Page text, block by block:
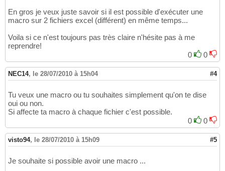
En gros je veux juste savoir si il est possible d'exécuter une
macro sur 2 fichiers excel (différent) en même temps...
Voila si ce n'est toujours pas très claire n'hésite pas à me
reprendre!
0
0
NEC14, le 28/07/2010 à 15h04 #4
Tu veux une macro ou tu souhaites simplement qu'on te dise
oui ou non.
Si affecte ta macro à chaque fichier c'est possible.
0
0
visto94, le 28/07/2010 à 15h09 #5
Je souhaite si possible avoir une macro ...